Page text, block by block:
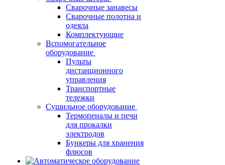
Сварочные занавесы
Сварочные полотна и
одеяла
Комплектующие
Вспомогательное
оборудование
Пульты
дистанционного
управления
Транспортные
тележки
Сушильное оборудование
Термопеналы и печи
для прокалки
электродов
Бункеры для хранения
флюсов